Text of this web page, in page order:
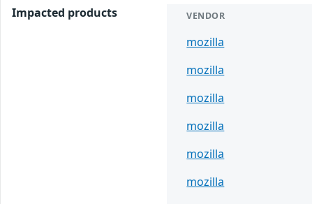
Impacted products VENDOR
mozilla
mozilla
mozilla
mozilla
mozilla
mozilla